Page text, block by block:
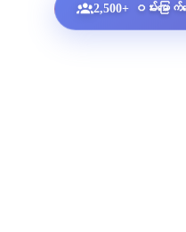
2,500+ ဝမ်းမြောက်